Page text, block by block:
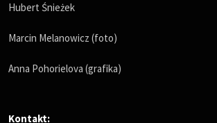
Hubert Śnieżek
Marcin Melanowicz (foto)
Anna Pohorielova (grafika)
Kontakt: